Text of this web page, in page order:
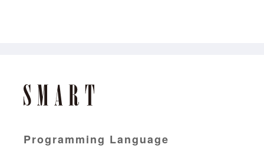
Programming Language